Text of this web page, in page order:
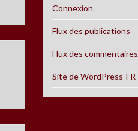
Connexion
Flux des publications
Flux des commentaires
Site de WordPress-FR